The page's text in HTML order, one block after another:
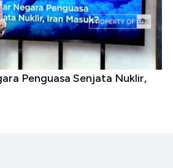
Penguasa Senjata Nuklir,